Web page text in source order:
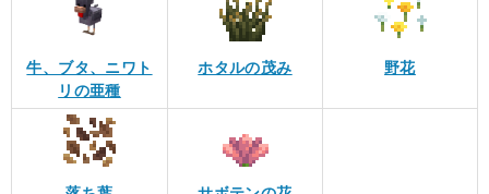
牛、ブタ、ニワト
リの亜種
ホタルの茂み 野花